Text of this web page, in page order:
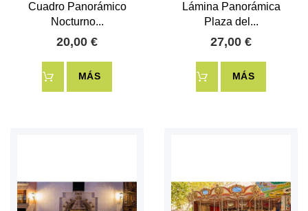
Cuadro Panorámico
Nocturno...
20,00 €
MÁS
Lámina Panorámica
Plaza del...
27,00 €
MÁS